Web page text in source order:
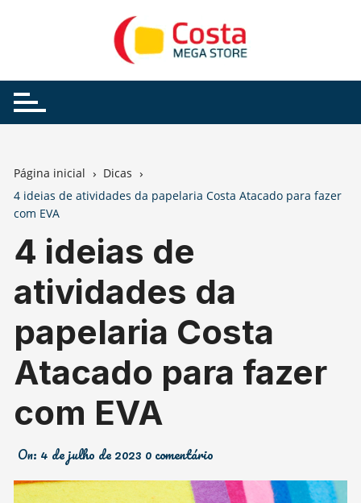
Página inicial
Dicas
4 ideias de atividades da papelaria Costa Atacado para fazer
com EVA
4 ideias de
atividades da
papelaria Costa
Atacado para fazer
com EVA
On: 4 de julho de 2023 0 comentário